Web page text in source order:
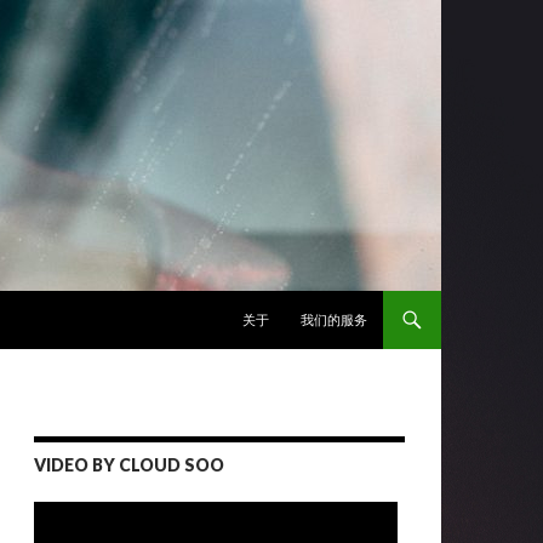
关于
我们的服务
VIDEO BY CLOUD SOO